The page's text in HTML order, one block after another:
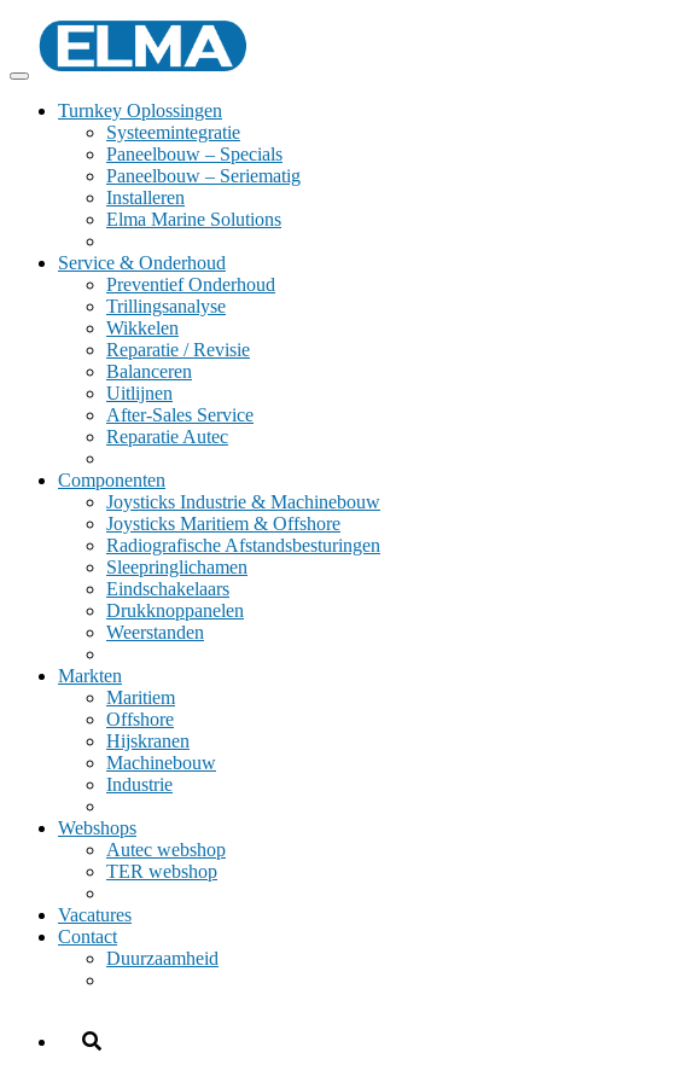
Turnkey Oplossingen
Systeemintegratie
Paneelbouw – Specials
Paneelbouw – Seriematig
Installeren
Elma Marine Solutions
Service & Onderhoud
Preventief Onderhoud
Trillingsanalyse
Wikkelen
Reparatie / Revisie
Balanceren
Uitlijnen
After-Sales Service
Reparatie Autec
Componenten
Joysticks Industrie & Machinebouw
Joysticks Maritiem & Offshore
Radiografische Afstandsbesturingen
Sleepringlichamen
Eindschakelaars
Drukknoppanelen
Weerstanden
Markten
Maritiem
Offshore
Hijskranen
Machinebouw
Industrie
Webshops
Autec webshop
TER webshop
Vacatures
Contact
Duurzaamheid